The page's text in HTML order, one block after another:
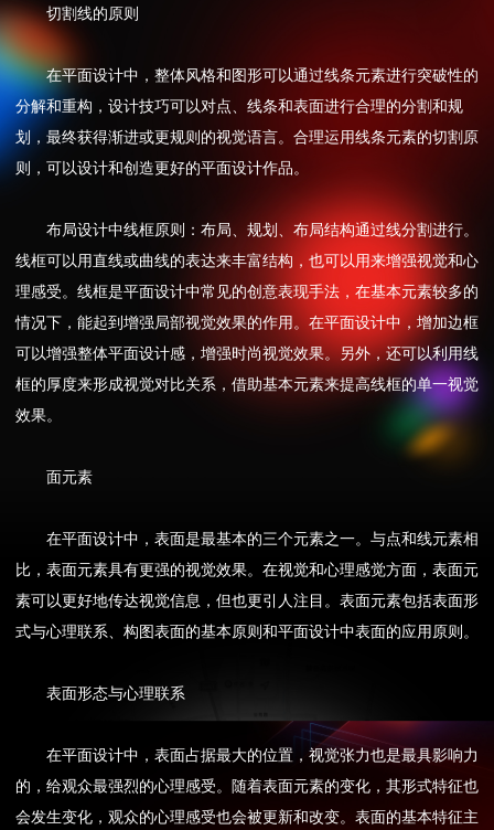
切割线的原则
在平面设计中，整体风格和图形可以通过线条元素进行突破性的
分解和重构，设计技巧可以对点、线条和表面进行合理的分割和规
划，最终获得渐进或更规则的视觉语言。合理运用线条元素的切割原
则，可以设计和创造更好的平面设计作品。
布局设计中线框原则：布局、规划、布局结构通过线分割进行。
线框可以用直线或曲线的表达来丰富结构，也可以用来增强视觉和心
理感受。线框是平面设计中常见的创意表现手法，在基本元素较多的
情况下，能起到增强局部视觉效果的作用。在平面设计中，增加边框
可以增强整体平面设计感，增强时尚视觉效果。另外，还可以利用线
框的厚度来形成视觉对比关系，借助基本元素来提高线框的单一视觉
效果。
面元素
在平面设计中，表面是最基本的三个元素之一。与点和线元素相
比，表面元素具有更强的视觉效果。在视觉和心理感觉方面，表面元
素可以更好地传达视觉信息，但也更引人注目。表面元素包括表面形
式与心理联系、构图表面的基本原则和平面设计中表面的应用原则。
表面形态与心理联系
在平面设计中，表面占据最大的位置，视觉张力也是最具影响力
的，给观众最强烈的心理感受。随着表面元素的变化，其形式特征也
会发生变化，观众的心理感受也会被更新和改变。表面的基本特征主